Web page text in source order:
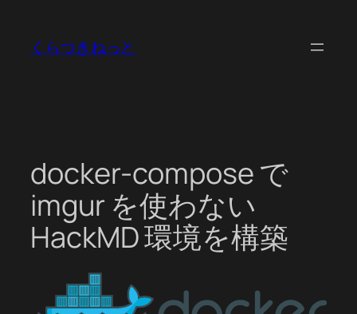
くらつきねっと
docker-compose で
imgur を使わない
HackMD 環境を構築